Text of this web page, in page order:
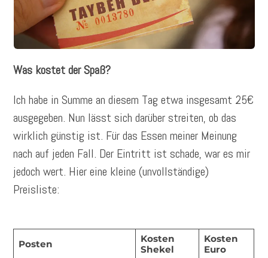
Was kostet der Spaß?
Ich habe in Summe an diesem Tag etwa insgesamt 25€
ausgegeben. Nun lässt sich darüber streiten, ob das
wirklich günstig ist. Für das Essen meiner Meinung
nach auf jeden Fall. Der Eintritt ist schade, war es mir
jedoch wert. Hier eine kleine (unvollständige)
Preisliste:
Posten
Kosten
Shekel
Kosten
Euro